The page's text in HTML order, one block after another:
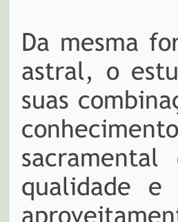
Da mesma
astral, o
suas
qualidade e